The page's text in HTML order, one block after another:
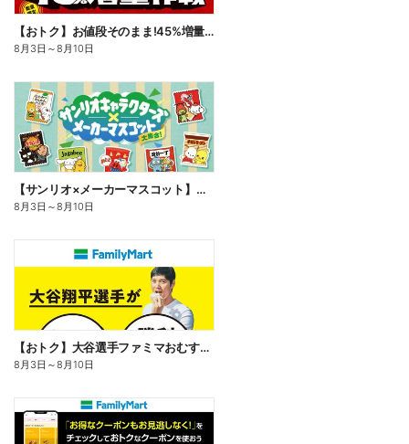
【おトク】お値段そのまま!45%増量作戦!
8月3日 ～8月10日
【サンリオ×メーカーマスコット】オリジナルグッズ貰える!
8月3日 ～8月10日
【おトク】大谷選手ファミマおむすび割
8月3日 ～8月10日